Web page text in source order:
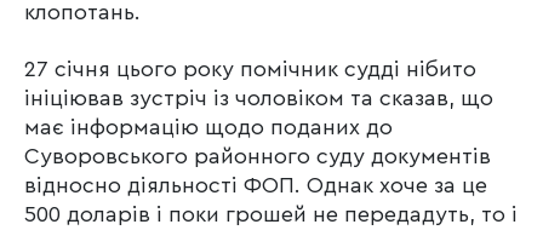
клопотань.
27 січня цього року помічник судді нібито
ініціював зустріч із чоловіком та сказав, що
має інформацію щодо поданих до
Суворовського районного суду документів
відносно діяльності ФОП. Однак хоче за це
500 доларів і поки грошей не передадуть, то і